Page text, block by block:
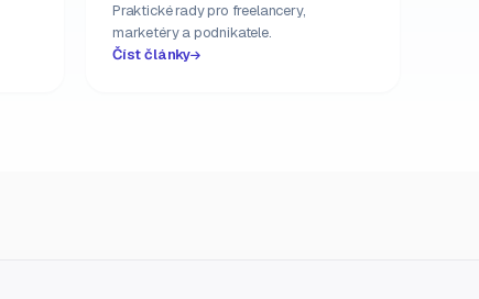
Praktické rady pro freelancery,
marketéry a podnikatele.
Číst články